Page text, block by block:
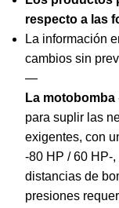
respecto a las
La información
cambios sin
—
La motobomba
para suplir las
exigentes, con
-80 HP / 60 HP-
distancias de
presiones